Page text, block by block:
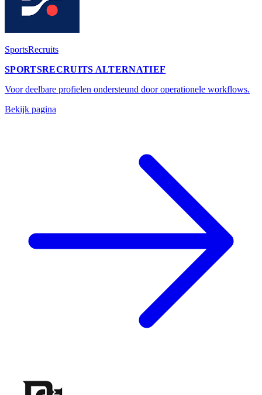
SportsRecruits
SPORTSRECRUITS ALTERNATIEF
Voor deelbare profielen ondersteund door operationele workflows.
Bekijk pagina